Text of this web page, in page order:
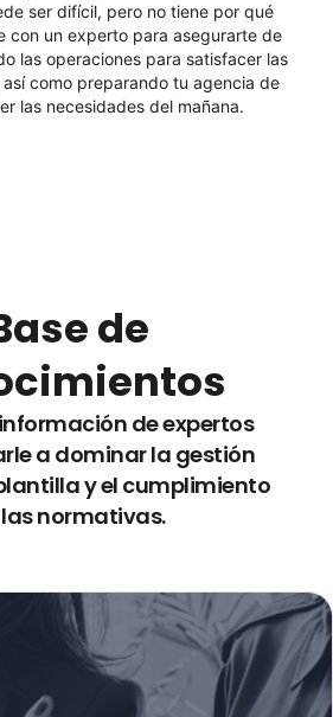
ser difícil, pero no tiene por qué
con un experto para asegurarte de
las operaciones para satisfacer las
como preparando tu agencia de
las necesidades del mañana.
de
de expertos
a dominar la gestión
y el cumplimiento
normativas.